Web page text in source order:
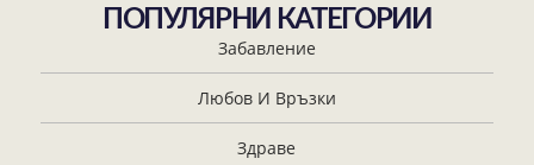
ПОПУЛЯРНИ КАТЕГОРИИ
Забавление
Любов И Връзки
Здраве